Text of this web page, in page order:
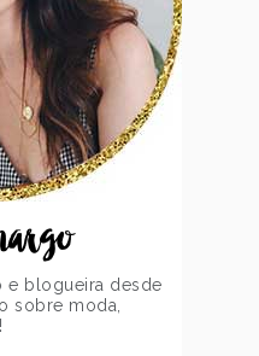
e blogueira desde
sobre moda,